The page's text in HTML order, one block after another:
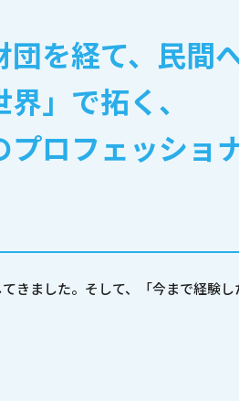
を経て、民間へ
界」で拓く、
ロフェッショナ
きました。そして、「今まで経験